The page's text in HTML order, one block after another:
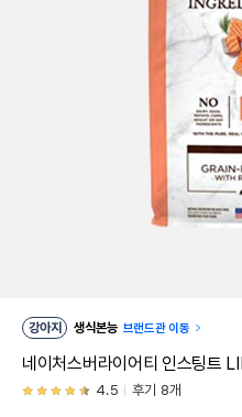
강아지 생식본능 브랜드관 이동
네이처스버라이어티 인스팅트
4.5 후기 8개